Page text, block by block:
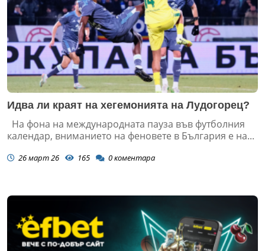
Идва ли краят на хегемонията на Лудогорец?
На фона на международната пауза във футболния
календар, вниманието на феновете в България е на...
26 март 26 165 0коментара